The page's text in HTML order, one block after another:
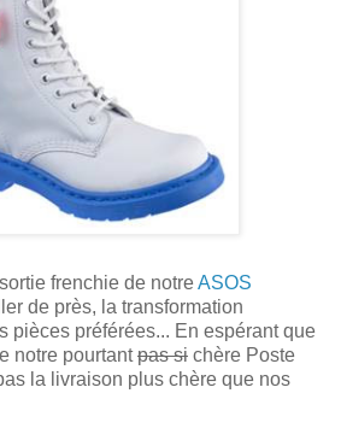
frenchie de notreASOS
de près, la transformation
pièces préférées... En espérant que
notre pourtantpas si chère Poste
la livraison plus chère que nos